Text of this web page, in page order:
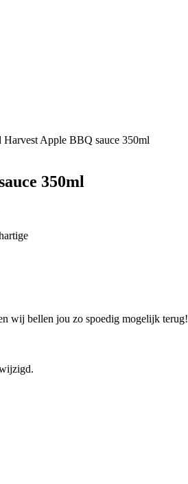
Harvest Apple BBQ sauce 350ml
350ml
wij bellen jou zo spoedig mogelijk terug!